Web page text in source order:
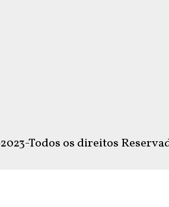
Todos os direitos